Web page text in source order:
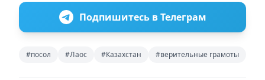
Подпишитесь в Телеграм
#посол #Лаос #Казахстан #верительные грамоты